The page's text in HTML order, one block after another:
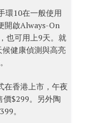
環10在一般使用
開啟Always-On
也可用上9天。就
候健康偵測與高亮
在香港上市，午夜
價$299。另外陶
。